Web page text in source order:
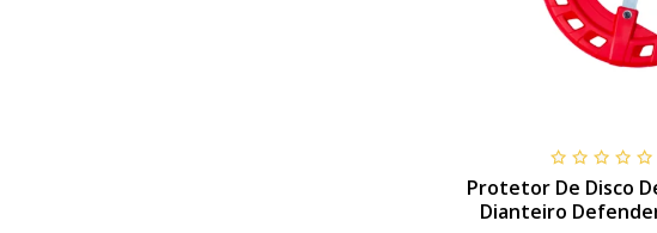
Protetor De Disco
Dianteiro Defender